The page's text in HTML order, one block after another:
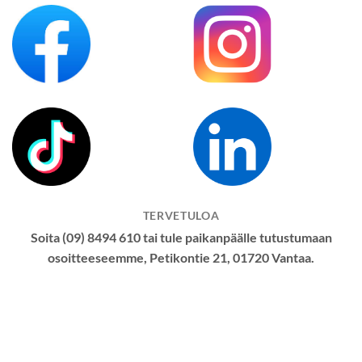
TERVETULOA
Soita (09) 8494 610 tai tule paikanpäälle tutustumaan
osoitteeseemme, Petikontie 21, 01720 Vantaa.